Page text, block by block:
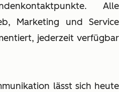
Alle
Marketing und Service
jederzeit verfügbar
lässt sich heute